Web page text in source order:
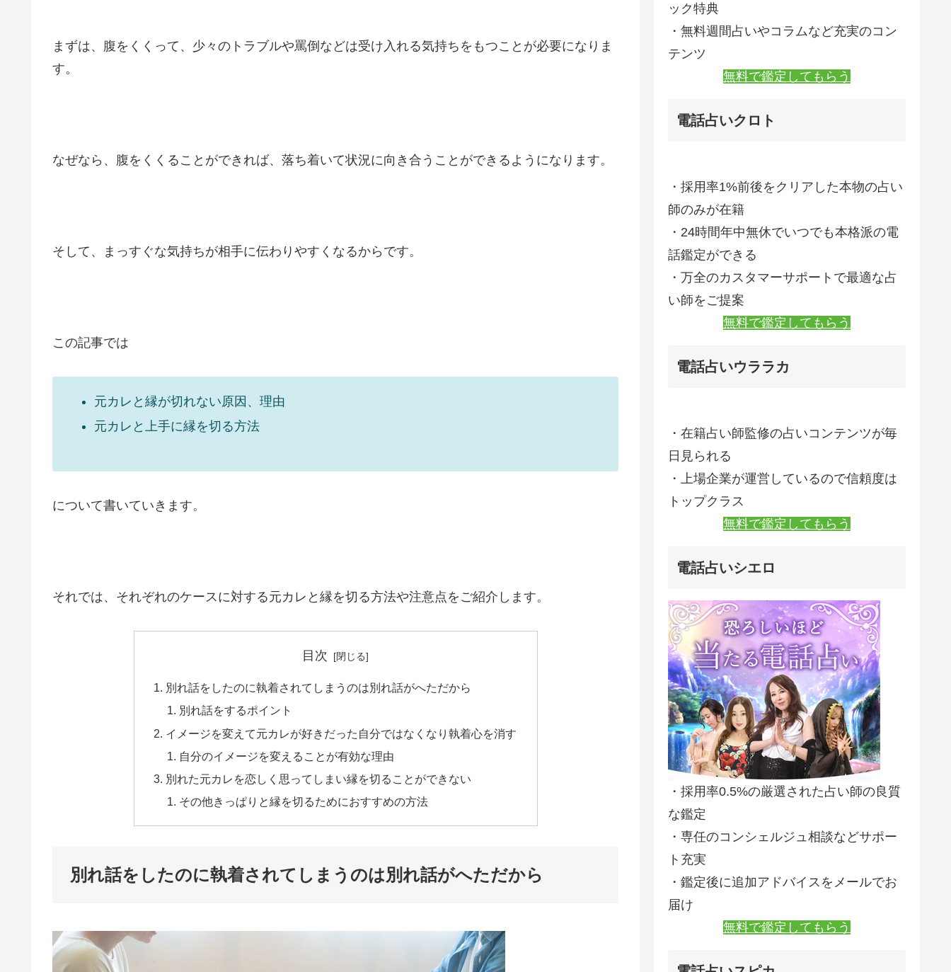
まずは、腹をくくって、少々のトラブルや罵倒などは受け入れる気持ちをもつことが必要になりま
す。
なぜなら、腹をくくることができれば、落ち着いて状況に向き合うことができるようになります。
そして、まっすぐな気持ちが相手に伝わりやすくなるからです。
この記事では
元カレと縁が切れない原因、理由
元カレと上手に縁を切る方法
について書いていきます。
それでは、それぞれのケースに対する元カレと縁を切る方法や注意点をご紹介します。
目次
別れ話をしたのに執着されてしまうのは別れ話がへただから
別れ話をするポイント
イメージを変えて元カレが好きだった自分ではなくなり執着心を消す
自分のイメージを変えることが有効な理由
別れた元カレを恋しく思ってしまい縁を切ることができない
その他きっぱりと縁を切るためにおすすめの方法
別れ話をしたのに執着されてしまうのは別れ話がへただから
ック特典
・無料週間占いやコラムなど充実のコン
テンツ
無料で鑑定してもらう
電話占いクロト
・採用率1%前後をクリアした本物の占い
師のみが在籍
・24時間年中無休でいつでも本格派の電
話鑑定ができる
・万全のカスタマーサポートで最適な占
い師をご提案
無料で鑑定してもらう
電話占いウララカ
・在籍占い師監修の占いコンテンツが毎
日見られる
・上場企業が運営しているので信頼度は
トップクラス
無料で鑑定してもらう
電話占いシエロ
・採用率0.5%の厳選された占い師の良質
な鑑定
・専任のコンシェルジュ相談などサポー
ト充実
・鑑定後に追加アドバイスをメールでお
届け
無料で鑑定してもらう